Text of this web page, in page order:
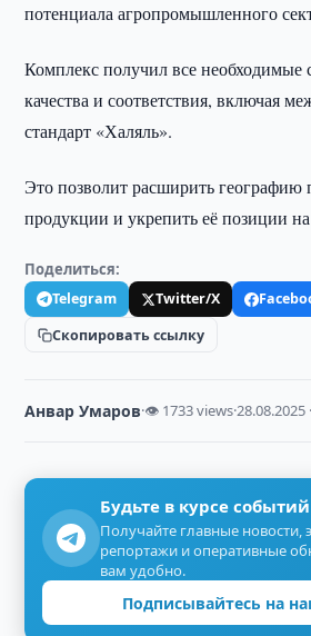
потенциала агропромышленного
Комплекс получил все необходимые
качества и соответствия, включая
стандарт «Халяль».
Это позволит расширить географию
продукции и укрепить её позиции
Поделиться:
Telegram Twitter/X
Скопировать ссылку
Анвар Умаров·👁 1733 views·28.08.2025
Будьте в курсе событий
Получайте главные новости,
репортажи и оперативные
вам удобно.
Подписывайтесь на